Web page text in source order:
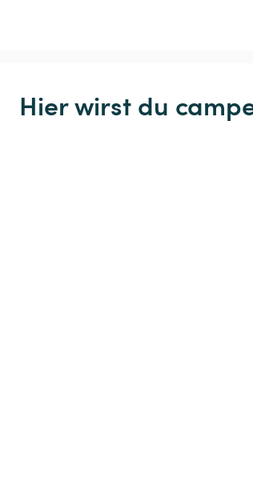
Hier wirst du